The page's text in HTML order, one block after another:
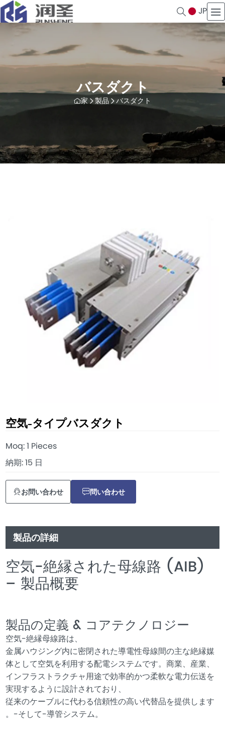
JP
バスダクト
家 製品 バスダクト
空気-タイプバスダクト
Moq: 1 Pieces
納期: 15 日
お問い合わせ 問い合わせ
製品の詳細
空気-絶縁された母線路 (AIB)
– 製品概要
製品の定義 & コアテクノロジー
空気-絶縁母線路は、
金属ハウジング内に密閉された導電性母線間の主な絶縁媒
体として空気を利用する配電システムです。商業、産業、
インフラストラクチャ用途で効率的かつ柔軟な電力伝送を
実現するように設計されており、
従来のケーブルに代わる信頼性の高い代替品を提供します
。-そして-導管システム。